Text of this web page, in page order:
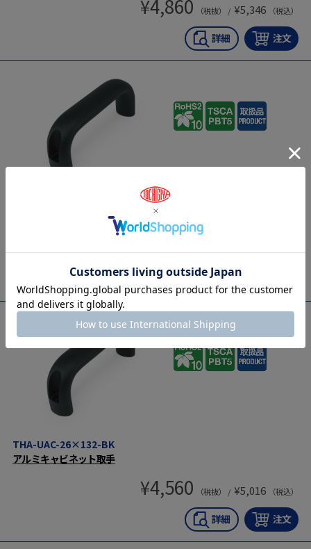
¥4,860 （税抜） / ¥5,346 （税込）
アルミキャビネット取手
¥4,800（税抜） /¥5,280（税込）
THA-UAC-26×132-BK
アルミキャビネット取手
¥4,560 （税抜） / ¥5,016 （税込）